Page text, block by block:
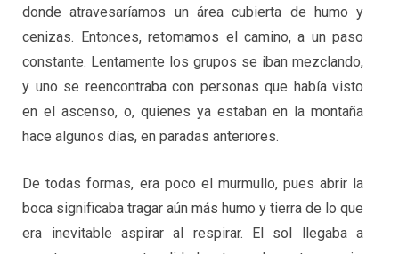
donde atravesaríamos un área cubierta de humo y
cenizas. Entonces, retomamos el camino, a un paso
constante. Lentamente los grupos se iban mezclando,
y uno se reencontraba con personas que había visto
en el ascenso, o, quienes ya estaban en la montaña
hace algunos días, en paradas anteriores.
De todas formas, era poco el murmullo, pues abrir la
boca significaba tragar aún más humo y tierra de lo que
era inevitable aspirar al respirar. El sol llegaba a